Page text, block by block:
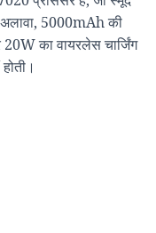
5000mAh की
का वायरलेस चार्जिंग